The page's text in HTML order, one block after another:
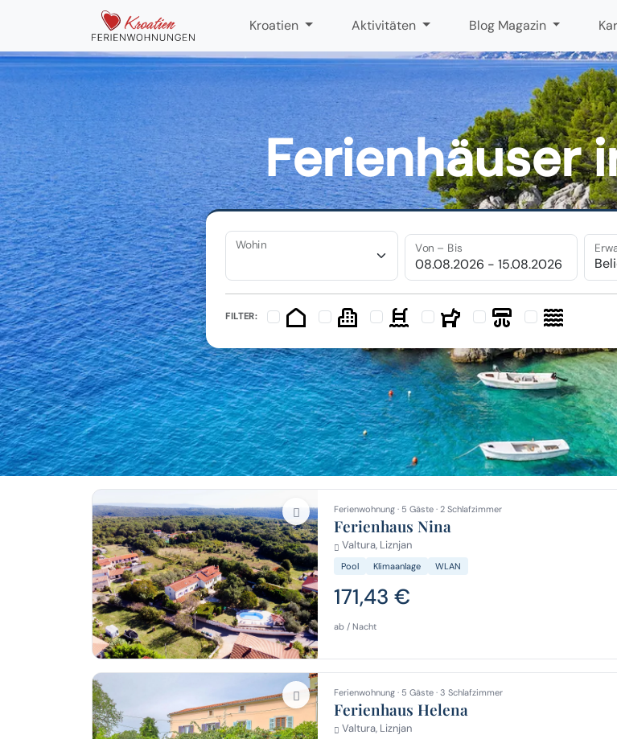
Kroatien Aktivitäten Blog Magazin
Ferienhäuser
Wohin Von – Bis
FILTER:
Ferienwohnung · 5 Gäste · 2 Schlafzimmer
Ferienhaus Nina
Valtura, Liznjan
Pool Klimaanlage WLAN
171,43 €
ab / Nacht
Ferienwohnung · 5 Gäste · 3 Schlafzimmer
Ferienhaus Helena
Valtura, Liznjan